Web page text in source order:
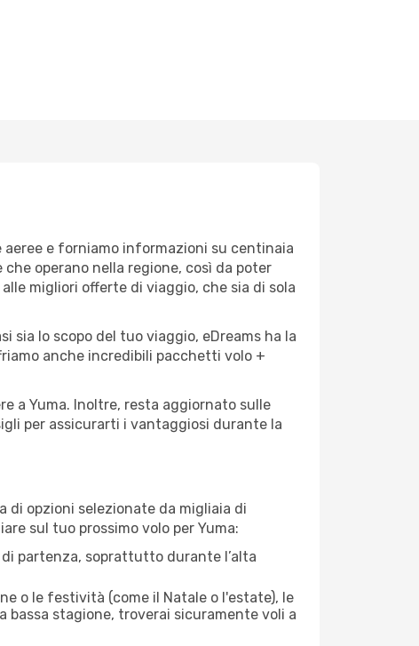
aeree e forniamo informazioni su centinaia
operano nella regione, così da poter
migliori offerte di viaggio, che sia di sola
sia lo scopo del tuo viaggio, eDreams ha la
anche incredibili pacchetti volo +
a Yuma. Inoltre, resta aggiornato sulle
per assicurarti i vantaggiosi durante la
di opzioni selezionate da migliaia di
sul tuo prossimo volo per Yuma:
partenza, soprattutto durante l’alta
o le festività (come il Natale o l'estate), le
bassa stagione, troverai sicuramente voli a